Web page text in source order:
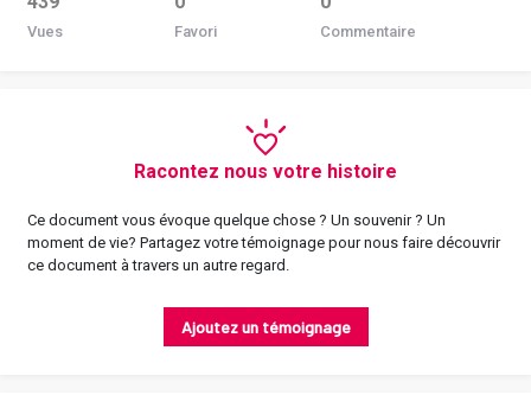
Vues Favori Commentaire
Racontez nous votre histoire
Ce document vous évoque quelque chose ? Un souvenir ? Un
moment de vie? Partagez votre témoignage pour nous faire découvrir
ce document à travers un autre regard.
Ajoutez un témoignage